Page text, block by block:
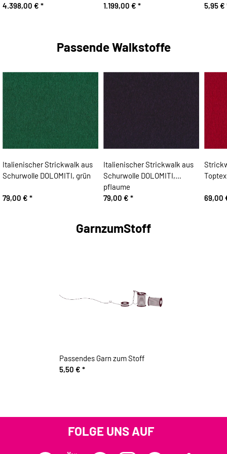
4.398,00 € * 1.199,00 € *
5,95 €
Passende Walkstoffe
Italienischer Strickwalk aus
Schurwolle DOLOMITI, grün
79,00 € *
Italienischer Strickwalk aus
Schurwolle DOLOMITI,
pflaume
79,00 € *
Toptex
69,00
GarnzumStoff
Passendes Garn zum Stoff
5,50 € *
FOLGE UNS AUF